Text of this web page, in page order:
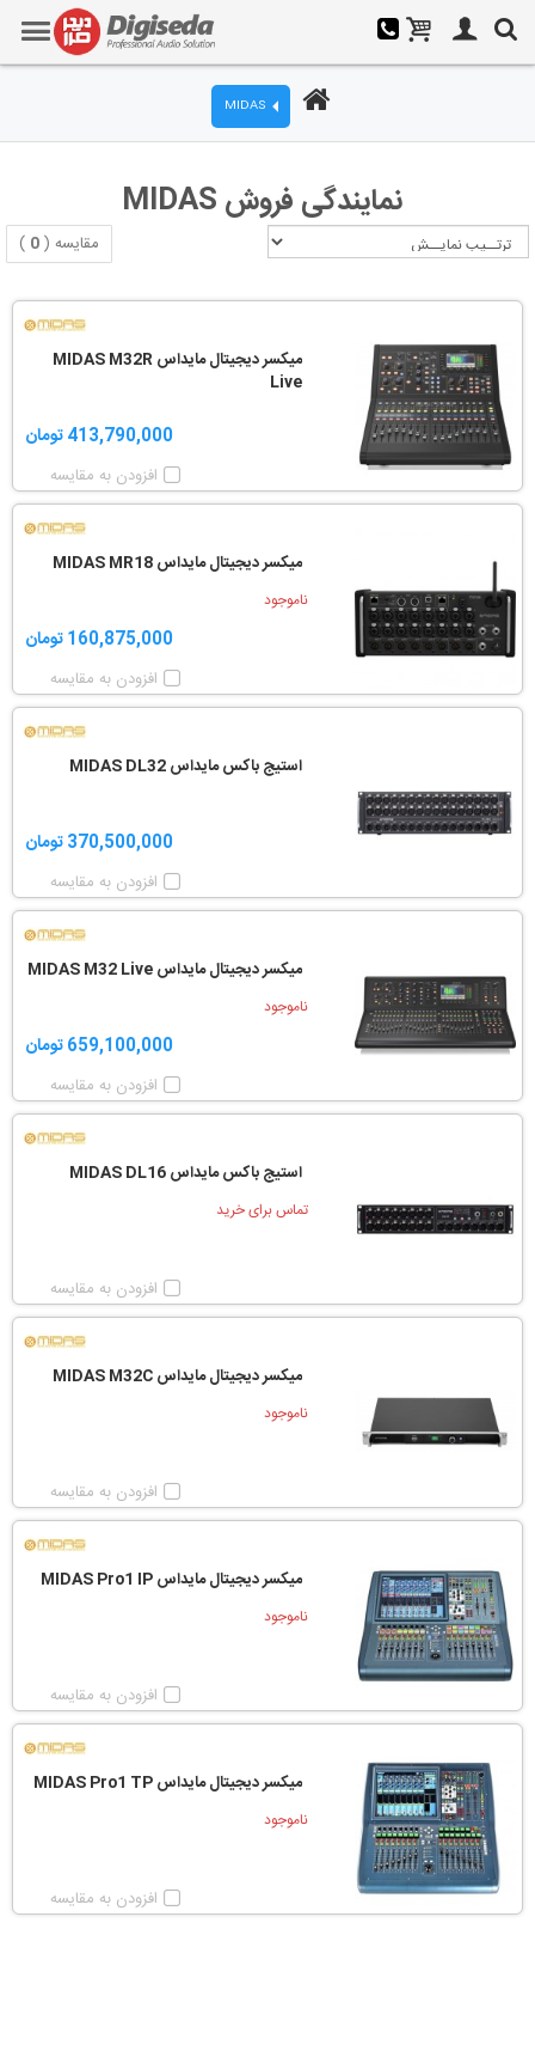
MIDAS
نمایندگی فروش MIDAS
مقایسه (0
)
میکسر دیجیتال مایداس MIDAS M32R
Live
413,790,000 تومان
افزودن به مقایسه
میکسر دیجیتال مایداس MIDAS MR18
ناموجود
160,875,000 تومان
افزودن به مقایسه
استیج باکس مایداس MIDAS DL32
370,500,000 تومان
افزودن به مقایسه
میکسر دیجیتال مایداس MIDAS M32 Live
ناموجود
659,100,000 تومان
افزودن به مقایسه
استیج باکس مایداس MIDAS DL16
تماس برای خرید
افزودن به مقایسه
میکسر دیجیتال مایداس MIDAS M32C
ناموجود
افزودن به مقایسه
میکسر دیجیتال مایداس MIDAS Pro1 IP
ناموجود
افزودن به مقایسه
میکسر دیجیتال مایداس MIDAS Pro1 TP
ناموجود
افزودن به مقایسه